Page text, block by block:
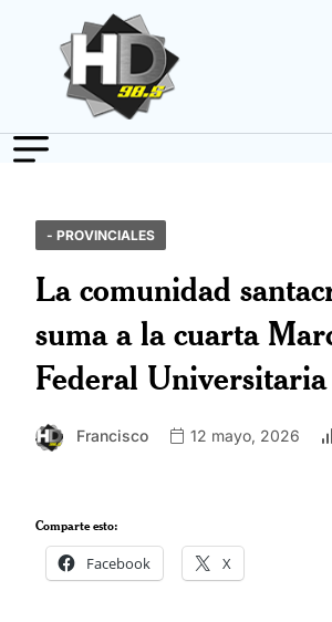
- PROVINCIALES
La comunidad
suma a la cuarta
Federal Universitaria
Francisco 12 mayo, 2026
Comparte esto:
Facebook X